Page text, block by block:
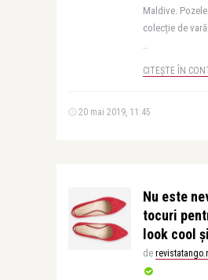
Maldive.
colecție de
..
CITEȘTE ÎN
20 mai 2019, 11:45
Nu este
tocuri
look cool
de